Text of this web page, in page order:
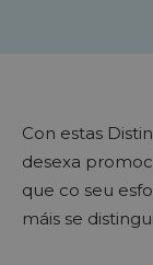
Con estas
desexa
que co seu
máis se